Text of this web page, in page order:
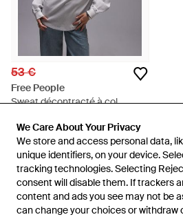
We Care About Your Privacy
We store and access personal data,
unique identifiers, on your device.
tracking technologies. Selecting
consent will disable them. If trackers
content and ads you see may not be
can change your choices or withdraw
We Care About Your Privacy
We store and access personal data,
unique identifiers, on your device.
tracking technologies. Selecting
consent will disable them. If trackers
content and ads you see may not be
can change your choices or withdraw
53 €
Free People
Sweat décontracté à col
apparentes - chiné - Gris
ÉPUISÉ